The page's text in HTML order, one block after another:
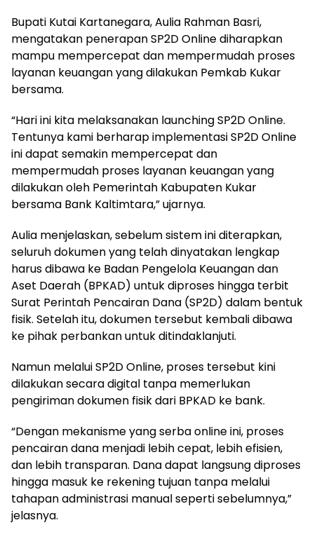
Bupati Kutai Kartanegara, Aulia Rahman Basri,
mengatakan penerapan SP2D Online diharapkan
mampu mempercepat dan mempermudah proses
layanan keuangan yang dilakukan Pemkab Kukar
bersama.
“Hari ini kita melaksanakan launching SP2D Online.
Tentunya kami berharap implementasi SP2D Online
ini dapat semakin mempercepat dan
mempermudah proses layanan keuangan yang
dilakukan oleh Pemerintah Kabupaten Kukar
bersama Bank Kaltimtara,” ujarnya.
Aulia menjelaskan, sebelum sistem ini diterapkan,
seluruh dokumen yang telah dinyatakan lengkap
harus dibawa ke Badan Pengelola Keuangan dan
Aset Daerah (BPKAD) untuk diproses hingga terbit
Surat Perintah Pencairan Dana (SP2D) dalam bentuk
fisik. Setelah itu, dokumen tersebut kembali dibawa
ke pihak perbankan untuk ditindaklanjuti.
Namun melalui SP2D Online, proses tersebut kini
dilakukan secara digital tanpa memerlukan
pengiriman dokumen fisik dari BPKAD ke bank.
“Dengan mekanisme yang serba online ini, proses
pencairan dana menjadi lebih cepat, lebih efisien,
dan lebih transparan. Dana dapat langsung diproses
hingga masuk ke rekening tujuan tanpa melalui
tahapan administrasi manual seperti sebelumnya,”
jelasnya.